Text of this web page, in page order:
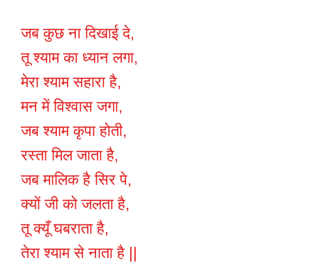
जब कुछ ना दिखाई दे,
तू श्याम का ध्यान लगा,
मेरा श्याम सहारा है,
मन में विश्वास जगा,
जब श्याम कृपा होती,
रस्ता मिल जाता है,
जब मालिक है सिर पे,
क्यों जी को जलता है,
तू क्यूँ घबराता है,
तेरा श्याम से नाता है ||